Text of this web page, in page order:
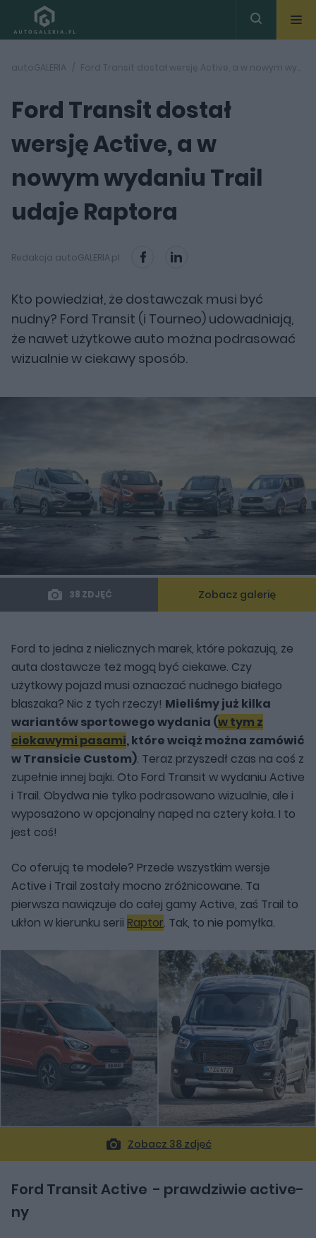
autoGALERIA Ford Transit dostał wersję Active, a w nowym wydaniu Trail udaje Raptora
Ford Transit dostał
wersję Active, a w
nowym wydaniu Trail
udaje Raptora
Redakcja autoGALERIA.pl
Kto powiedział, że dostawczak musi być
nudny? Ford Transit (i Tourneo) udowadniają,
że nawet użytkowe auto można podrasować
wizualnie w ciekawy sposób.
38 ZDJĘĆ Zobacz galerię
Ford to jedna z nielicznych marek, które pokazują, że
auta dostawcze też mogą być ciekawe. Czy
użytkowy pojazd musi oznaczać nudnego białego
blaszaka? Nic z tych rzeczy! Mieliśmy już kilka
wariantów sportowego wydania (w tym z
ciekawymi pasami, które wciąż można zamówić
w Transicie Custom). Teraz przyszedł czas na coś z
zupełnie innej bajki. Oto Ford Transit w wydaniu Active
i Trail. Obydwa nie tylko podrasowano wizualnie, ale i
wyposażono w opcjonalny napęd na cztery koła. I to
jest coś!
Co oferują te modele? Przede wszystkim wersje
Active i Trail zostały mocno zróżnicowane. Ta
pierwsza nawiązuje do całej gamy Active, zaś Trail to
ukłon w kierunku serii Raptor. Tak, to nie pomyłka.
Zobacz 38 zdjęć
Ford Transit Active - prawdziwie active-
ny